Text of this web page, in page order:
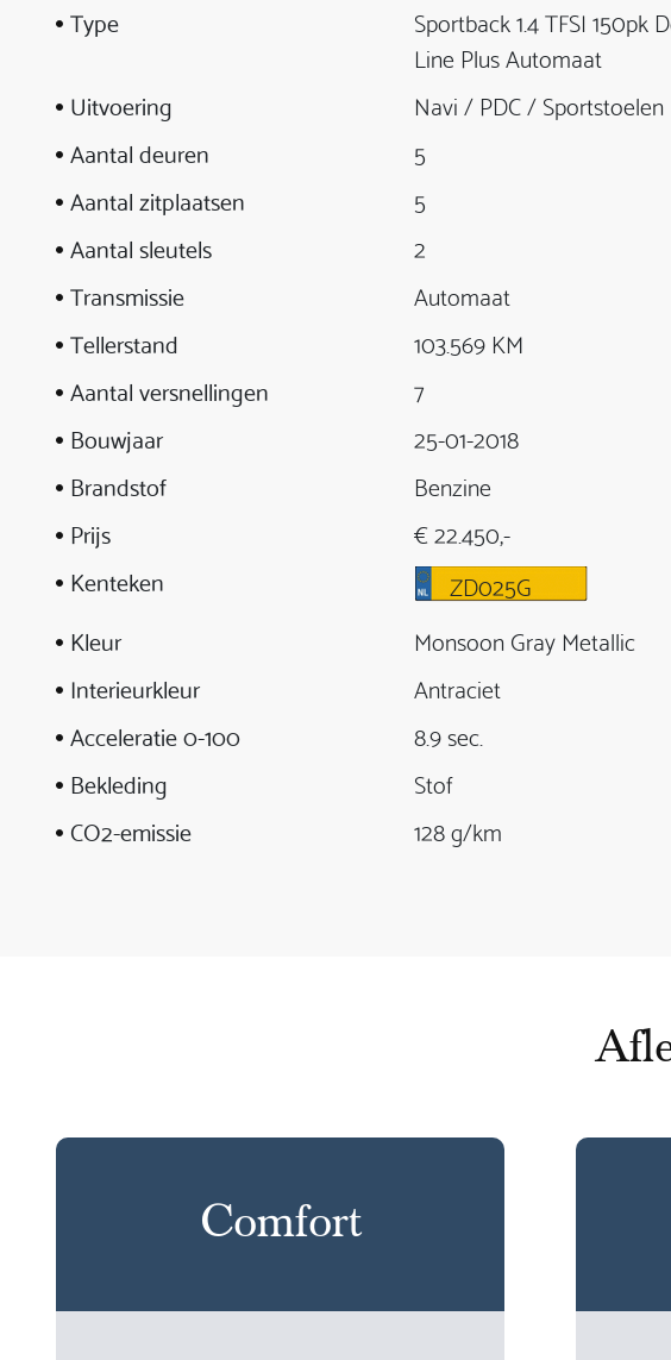
Type
Sportback 1.4 TFSI 150pk
Line Plus Automaat
Uitvoering
Navi / PDC / Sportstoelen
Aantal deuren
5
Aantal zitplaatsen
5
Aantal sleutels
2
Transmissie
Automaat
Tellerstand
103.569 KM
Aantal versnellingen
7
Bouwjaar
25-01-2018
Brandstof
Benzine
Prijs
€ 22.450,-
Kenteken
ZD025G
Kleur
Monsoon Gray Metallic
Interieurkleur
Antraciet
Acceleratie 0-100
8.9 sec.
Bekleding
Stof
CO2-emissie
128 g/km
Comfort